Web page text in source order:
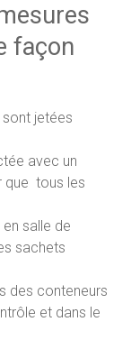
façon
sont jetées
avec un
que tous les
salle de
sachets
des conteneurs
et dans le